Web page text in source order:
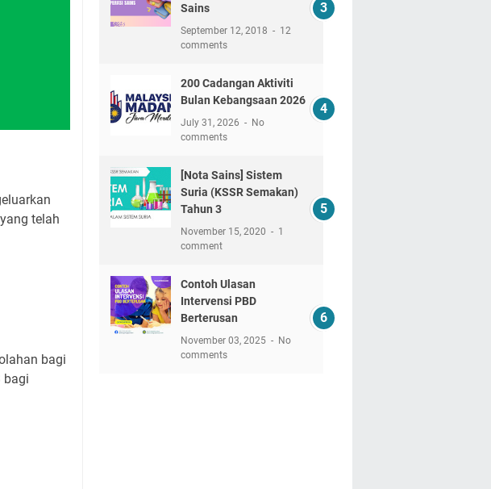
telah
bagi
bagi
Sains
September 12, 2018
12
comments
200 Cadangan Aktiviti
Bulan Kebangsaan 2026
July 31, 2026
No
comments
[Nota Sains] Sistem
Suria (KSSR Semakan)
Tahun 3
November 15, 2020
1
comment
Contoh Ulasan
Intervensi PBD
Berterusan
November 03, 2025
No
comments